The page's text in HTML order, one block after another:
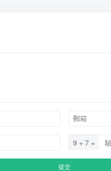
9 + 7 =